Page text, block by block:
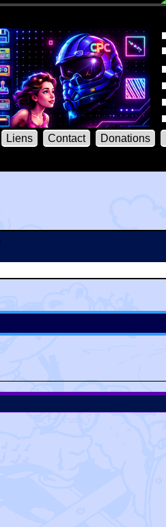
Liens Contact Donations